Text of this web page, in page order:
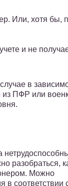
Или, хотя бы,
и не
в
из ПФР или
разобраться,
Можно
в соответствии